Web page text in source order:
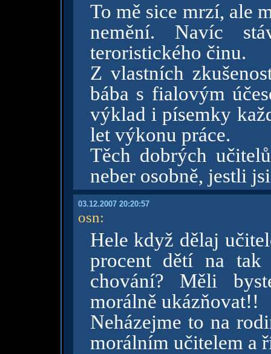
To mě sice mrzí, ale
nemění. Navíc
teroristického činu.
Z vlastních
bába s fialovým
výklad i písemky
let výkonu práce.
Těch dobrých
neber osobně, jestli
03.12.2007 20:20:57
osn:
Hele když dělaj
procent dětí na
chování? Měli
morálně ukázňovat!!
Neházejme to na
morálním učitelem a